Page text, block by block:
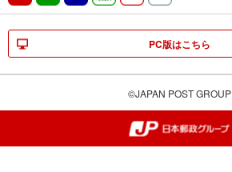
PC版はこちら
©JAPAN POST GROUP